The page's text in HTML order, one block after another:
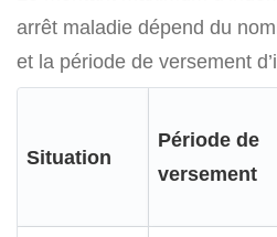
arrêt maladie dépend du
et la période de versement
Situation
Période de
versement